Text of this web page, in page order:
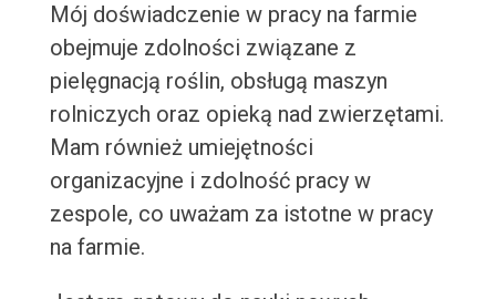
Mój doświadczenie w pracy na farmie
obejmuje zdolności związane z
pielęgnacją roślin, obsługą maszyn
rolniczych oraz opieką nad zwierzętami.
Mam również umiejętności
organizacyjne i zdolność pracy w
zespole, co uważam za istotne w pracy
na farmie.